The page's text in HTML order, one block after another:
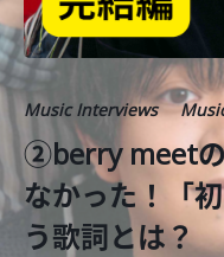
Music Interviews
②berry meetの
なかった！「
う歌詞とは？